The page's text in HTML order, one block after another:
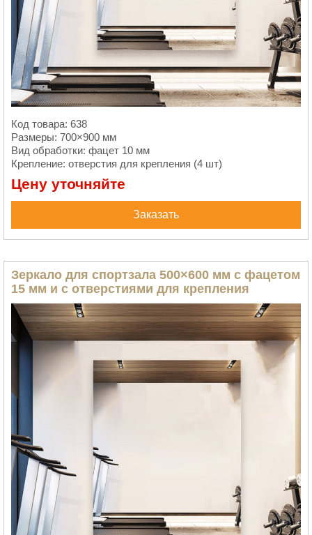
Код товара: 638
Размеры: 700×900 мм
Вид обработки: фацет 10 мм
Крепление: отверстия для крепления (4 шт)
Цену уточняйте
Заказать
Зеркало для спортзала 500×600 мм с фацетом
15 мм и с отверстиями для крепления